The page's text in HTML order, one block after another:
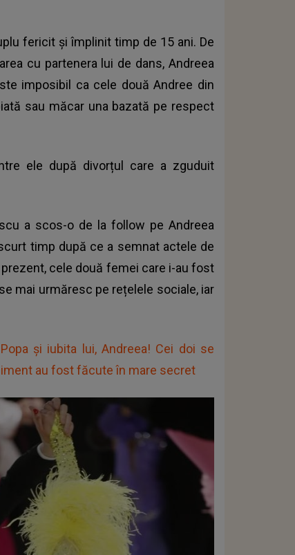
fericit și împlinit timp de 15 ani. De
cu partenera lui de dans, Andreea
imposibil ca cele două Andree din
sau măcar una bazată pe respect
ele după divorțul care a zguduit
a scos-o de la follow pe Andreea
timp după ce a semnat actele de
cele două femei care i-au fost
mai urmăresc pe rețelele sociale, iar
și iubita lui, Andreea! Cei doi se
au fost făcute în mare secret